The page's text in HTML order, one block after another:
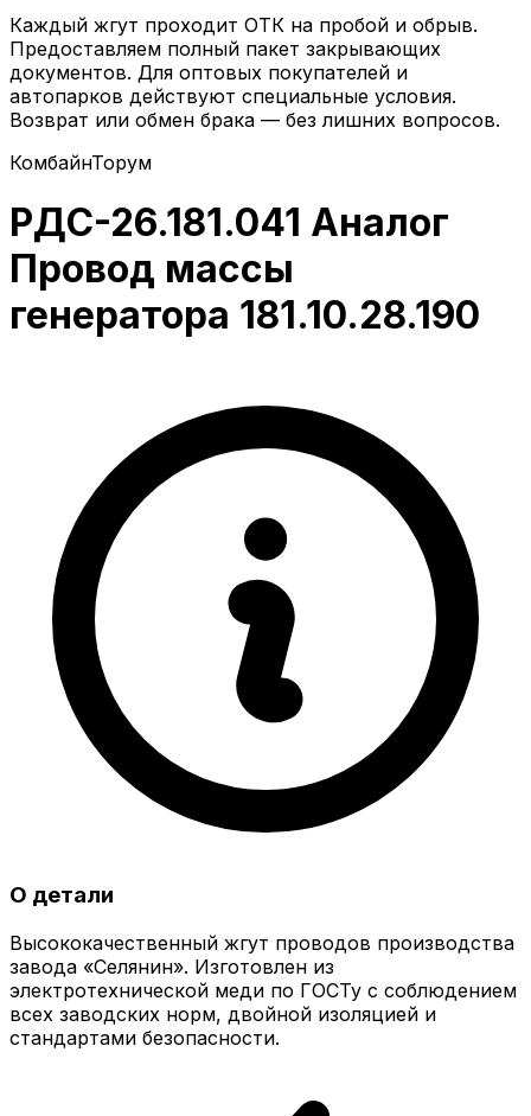
Каждый жгут проходит ОТК на пробой и обрыв.
Предоставляем полный пакет закрывающих
документов. Для оптовых покупателей и
автопарков действуют специальные условия.
Возврат или обмен брака — без лишних вопросов.
КомбайнТорум
РДС-26.181.041 Аналог
Провод массы
генератора 181.10.28.190
О детали
Высококачественный жгут проводов производства
завода «Селянин». Изготовлен из
электротехнической меди по ГОСТу с соблюдением
всех заводских норм, двойной изоляцией и
стандартами безопасности.